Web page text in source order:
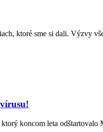
ktoré sme si dali. Výzvy
koncom leta odštartovalo